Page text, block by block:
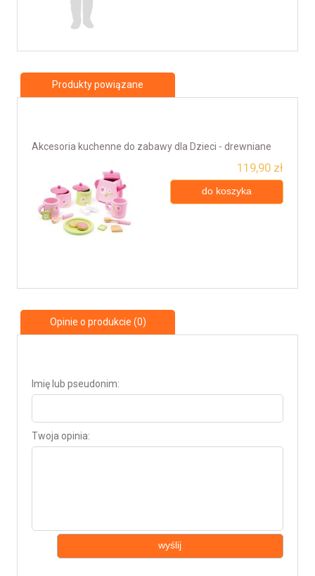
Produkty powiązane
Akcesoria kuchenne do zabawy dla Dzieci - drewniane
119,90 zł
do koszyka
Opinie o produkcie (0)
Imię lub pseudonim:
Twoja opinia:
wyślij